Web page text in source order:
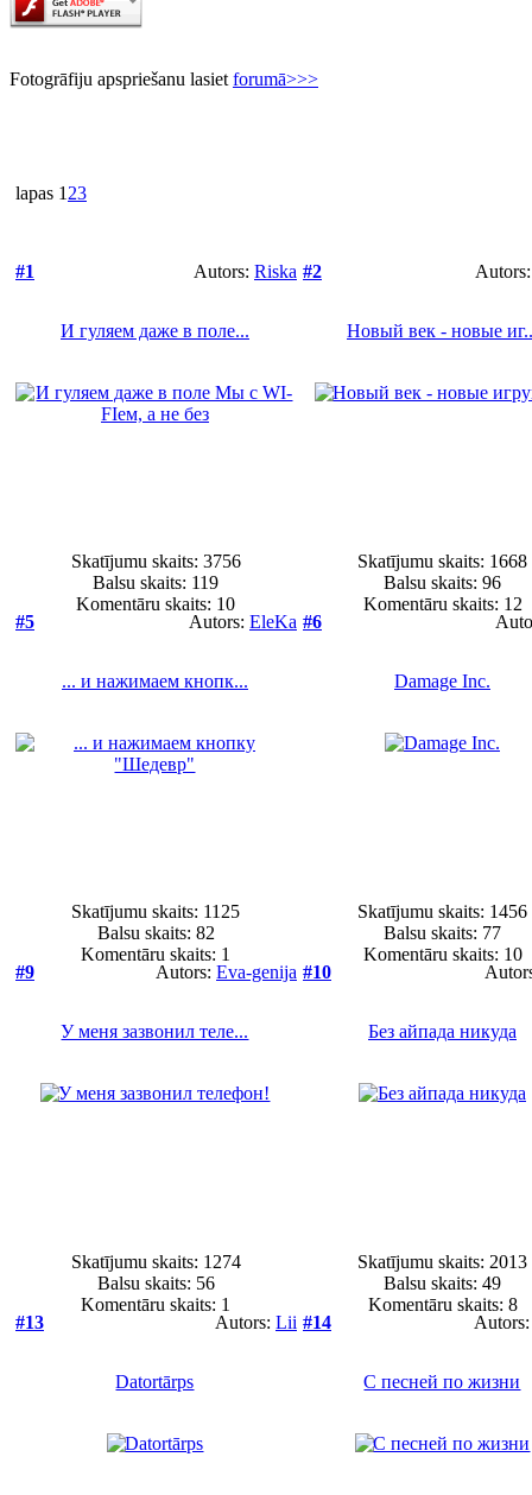
Fotogrāfiju apspriešanu lasiet forumā>>>
lapas 1 23
#1 Autors: Riska
И гуляем даже в поле...
Skatījumu skaits: 3756
Balsu skaits: 119
Komentāru skaits: 10
#2
Новый век - новые
Skatījumu skaits: 1668
Balsu skaits:96
Komentāru skaits: 12
#5
Autors: EleKa
... и нажимаем кнопк...
Skatījumu skaits: 1125
Balsu skaits: 82
Komentāru skaits: 1
#6
Damage Inc.
Skatījumu skaits: 1456
Balsu skaits: 77
Komentāru skaits: 10
#9
Autors: Eva-genija
У меня зазвонил теле...
Skatījumu skaits: 1274
Balsu skaits: 56
Komentāru skaits: 1
#10
Без айпада никуда
Skatījumu skaits: 2013
Balsu skaits:49
Komentāru skaits: 8
#13
Autors: Lii
Datortārps
#14
С песней по жизни